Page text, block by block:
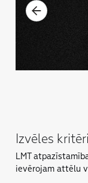
Izvēles
LMT
ievērojam attēlu